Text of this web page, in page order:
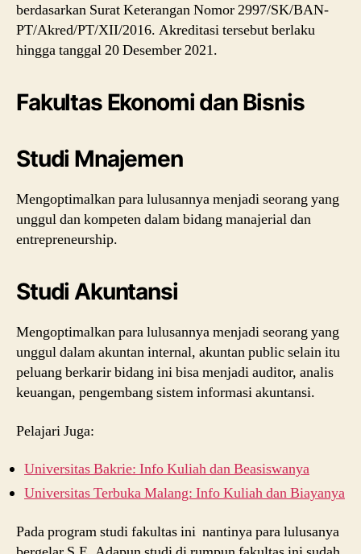
berdasarkan Surat Keterangan Nomor 2997/SK/BAN-
PT/Akred/PT/XII/2016. Akreditasi tersebut berlaku
hingga tanggal 20 Desember 2021.
Fakultas Ekonomi dan Bisnis
Studi Mnajemen
Mengoptimalkan para lulusannya menjadi seorang yang
unggul dan kompeten dalam bidang manajerial dan
entrepreneurship.
Studi Akuntansi
Mengoptimalkan para lulusannya menjadi seorang yang
unggul dalam akuntan internal, akuntan public selain itu
peluang berkarir bidang ini bisa menjadi auditor, analis
keuangan, pengembang sistem informasi akuntansi.
Pelajari Juga:
Universitas Bakrie: Info Kuliah dan Beasiswanya
Universitas Terbuka Malang: Info Kuliah dan Biayanya
Pada program studi fakultas ini nantinya para lulusanya